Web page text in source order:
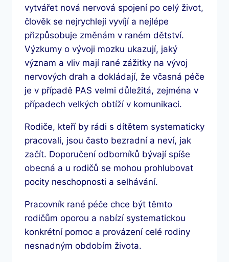
vytvářet nová nervová spojení po celý život,
člověk se nejrychleji vyvíjí a nejlépe
přizpůsobuje změnám v raném dětství.
Výzkumy o vývoji mozku ukazují, jaký
význam a vliv mají rané zážitky na vývoj
nervových drah a dokládají, že včasná péče
je v případě PAS velmi důležitá, zejména v
případech velkých obtíží v komunikaci.
Rodiče, kteří by rádi s dítětem systematicky
pracovali, jsou často bezradní a neví, jak
začít. Doporučení odborníků bývají spíše
obecná a u rodičů se mohou prohlubovat
pocity neschopnosti a selhávání.
Pracovník rané péče chce být těmto
rodičům oporou a nabízí systematickou
konkrétní pomoc a provázení celé rodiny
nesnadným obdobím života.